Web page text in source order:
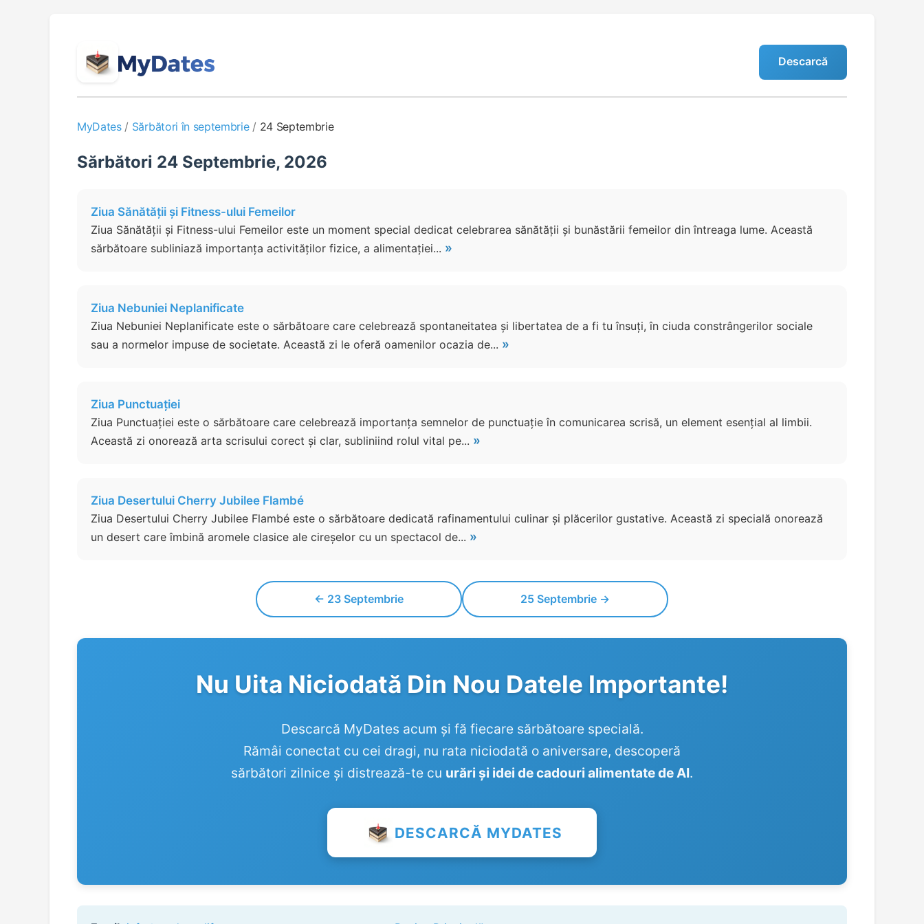
Descarcă
MyDates/ Sărbători în septembrie/ 24 Septembrie
Sărbători 24 Septembrie, 2026
Ziua Sănătății și Fitness-ului Femeilor
Ziua Sănătății și Fitness-ului Femeilor este un moment special dedicat celebrarea sănătății și bunăstării femeilor din întreaga lume. Această
sărbătoare subliniază importanța activităților fizice, a alimentației... »
Ziua Nebuniei Neplanificate
Ziua Nebuniei Neplanificate este o sărbătoare care celebrează spontaneitatea și libertatea de a fi tu însuți, în ciuda constrângerilor sociale
sau a normelor impuse de societate. Această zi le oferă oamenilor ocazia de... »
Ziua Punctuației
Ziua Punctuației este o sărbătoare care celebrează importanța semnelor de punctuație în comunicarea scrisă, un element esențial al limbii.
Această zi onorează arta scrisului corect și clar, subliniind rolul vital pe... »
Ziua Desertului Cherry Jubilee Flambé
Ziua Desertului Cherry Jubilee Flambé este o sărbătoare dedicată rafinamentului culinar și plăcerilor gustative. Această zi specială onorează
un desert care îmbină aromele clasice ale cireșelor cu un spectacol de... »
← 23 Septembrie 25 Septembrie →
Nu Uita Niciodată Din Nou Datele Importante!
Descarcă MyDates acum și fă fiecare sărbătoare specială.
Rămâi conectat cu cei dragi, nu rata niciodată o aniversare, descoperă
sărbători zilnice și distrează-te cu urări și idei de cadouri alimentate de AI.
DESCARCĂ MYDATES